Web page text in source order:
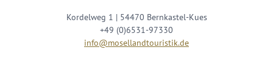
Kordelweg 1 | 54470 Bernkastel-Kues
+49 (0)6531-97330
info@mosellandtouristik.de